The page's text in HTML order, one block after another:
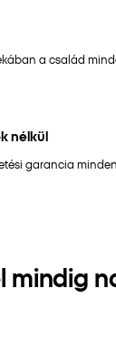
a család
nélkül
garancia
mindig